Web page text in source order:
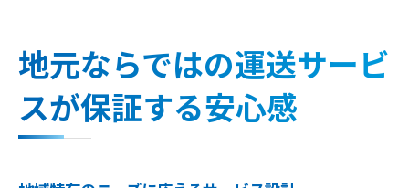
地元ならではの運送サービ
スが保証する安心感